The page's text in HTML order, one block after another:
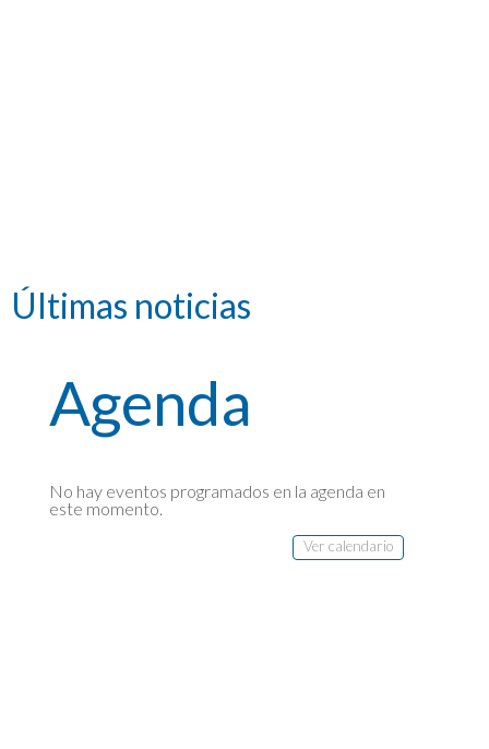
Últimas noticias
Agenda
No hay eventos programados en la agenda en
este momento.
Ver calendario